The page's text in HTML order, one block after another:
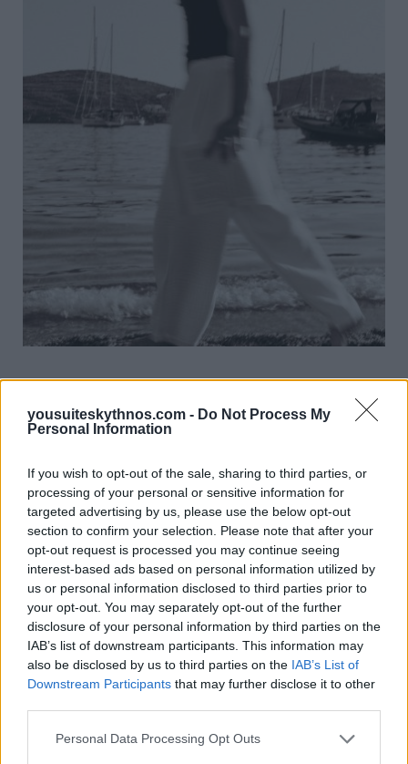
yousuiteskythnos.com - Do Not Process My
Personal Information
If you wish to opt-out of the sale, sharing to third parties, or
processing of your personal or sensitive information for
targeted advertising by us, please use the below opt-out
section to confirm your selection. Please note that after your
opt-out request is processed you may continue seeing
interest-based ads based on personal information utilized by
us or personal information disclosed to third parties prior to
your opt-out. You may separately opt-out of the further
disclosure of your personal information by third parties on the
IAB’s list of downstream participants. This information may
also be disclosed by us to third parties on the IAB’s List of
Downstream Participants that may further disclose it to other
Personal Data Processing Opt Outs
Kolona, Kythnos